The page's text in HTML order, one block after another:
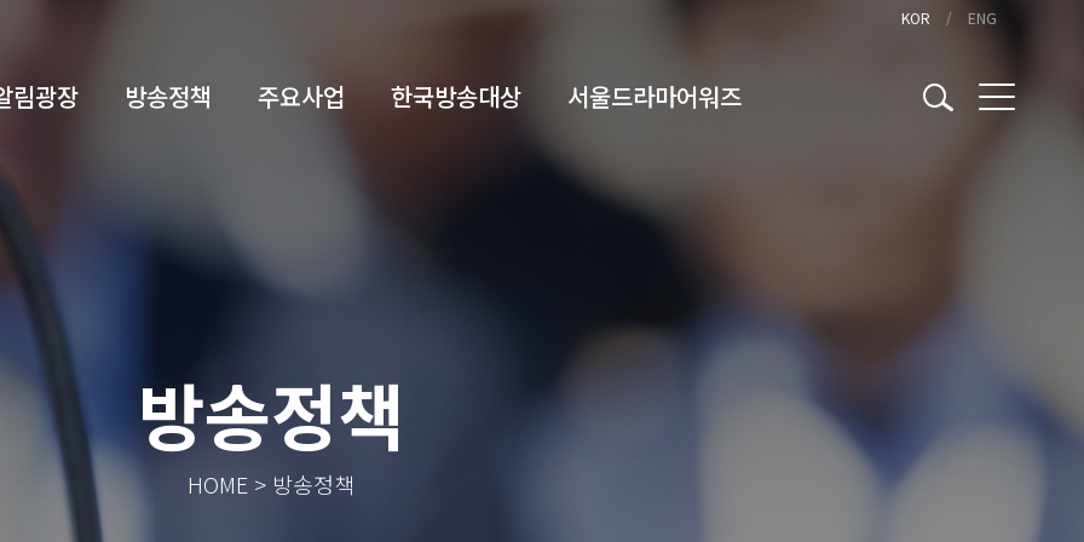
KOR ENG
림광장 방송정책 주요사업 한국방송대상 서울드라마어워즈
방송정책
HOME > 방송정책